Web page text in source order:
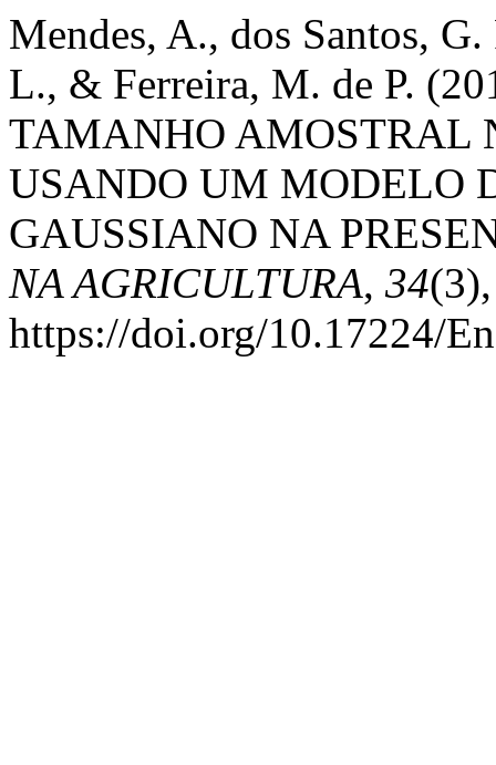
Mendes, A., dos Santos,
L., & Ferreira, M. de P.
TAMANHO AMOSTRAL
USANDO UM MODELO
GAUSSIANO NA
NA AGRICULTURA, 34
https://doi.org/10.17224/